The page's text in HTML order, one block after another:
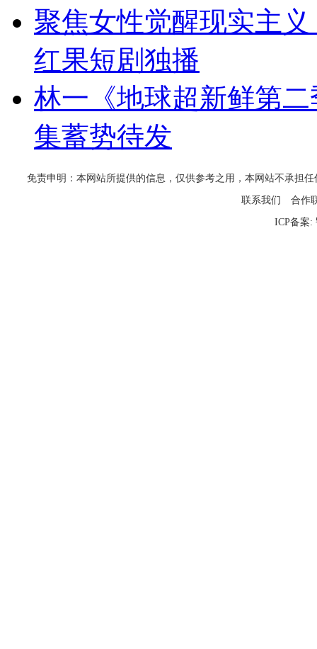
聚焦女性觉醒现实主
红果短剧独播
林一《地球超新鲜第
集蓄势待发
免责申明：本网站所提供的信息，仅供参考之用，本网站不承担
联系我们 合作
ICP备案: